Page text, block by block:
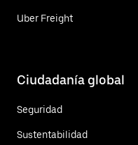
Uber Freight
Ciudadanía global
Seguridad
Sustentabilidad